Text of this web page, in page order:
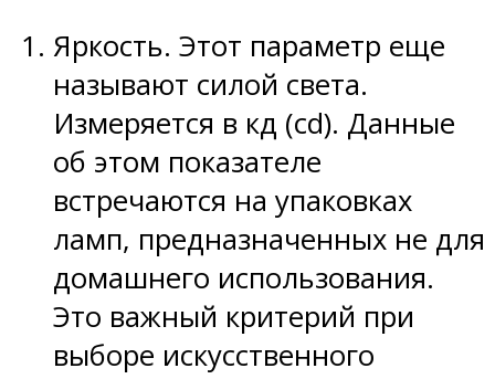
Яркость. Этот параметр еще
называют силой света.
Измеряется в кд (cd). Данные
об этом показателе
встречаются на упаковках
ламп, предназначенных не для
домашнего использования.
Это важный критерий при
выборе искусственного